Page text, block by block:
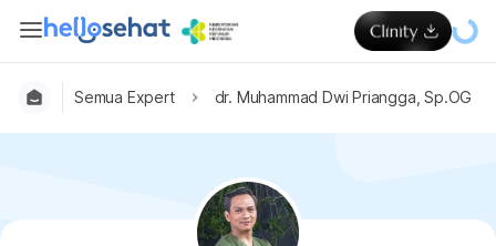
Semua Expert dr. Muhammad Dwi Priangga, Sp.OG